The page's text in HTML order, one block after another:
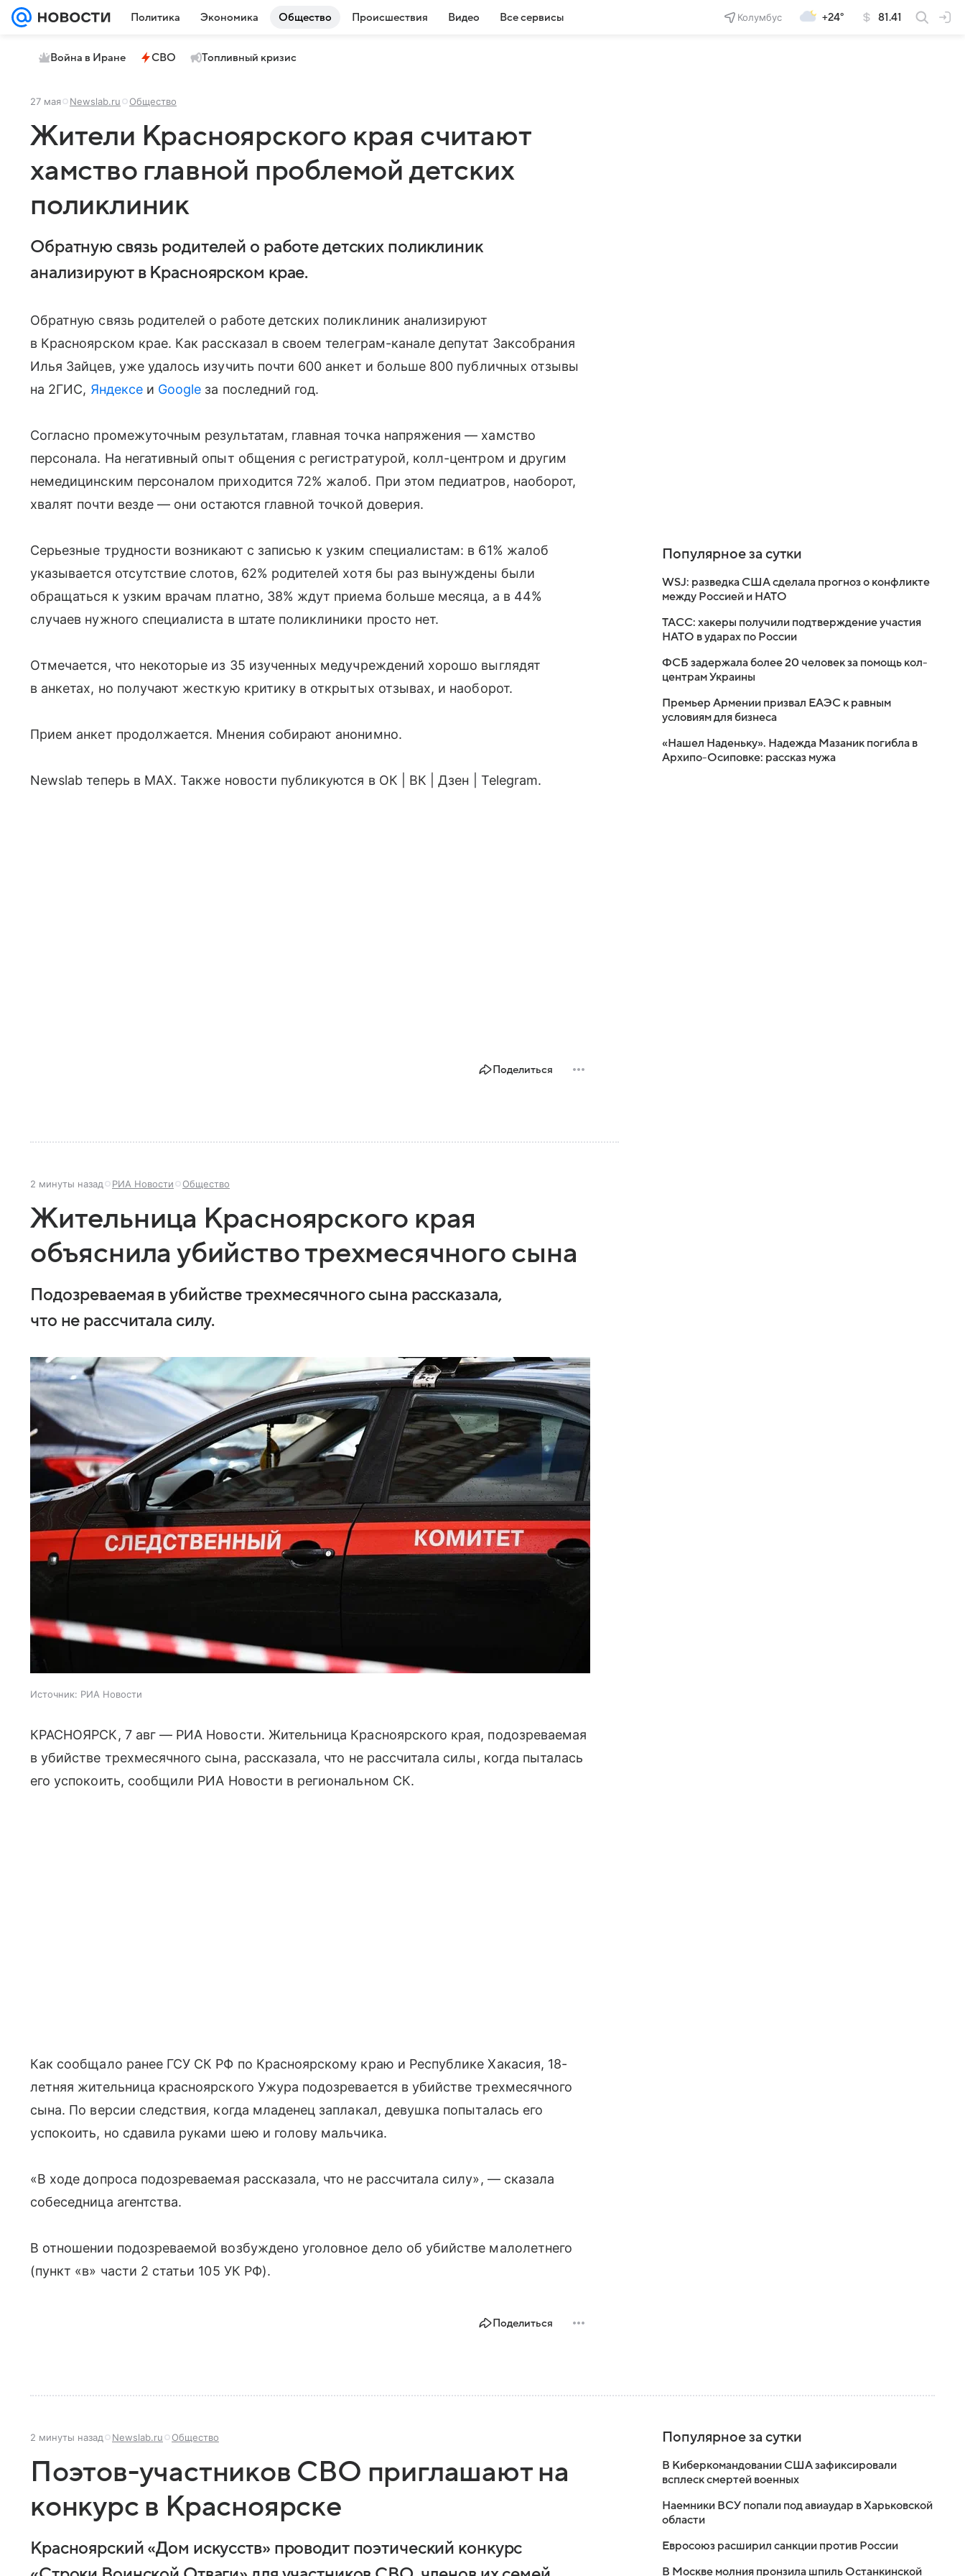
Политика Экономика Общество Происшествия Видео Все сервисы Колумбус +24° 81.41
Война в Иране СВО Топливный кризис
27 мая Newslab.ru Общество
Жители Красноярского края считают
хамство главной проблемой детских
поликлиник
Обратную связь родителей о работе детских поликлиник
анализируют в Красноярском крае.
Обратную связь родителей о работе детских поликлиник анализируют
в Красноярском крае. Как рассказал в своем телеграм-канале депутат Заксобрания
Илья Зайцев, уже удалось изучить почти 600 анкет и больше 800 публичных отзывы
на 2ГИС, Яндексеи Google за последний год.
Согласно промежуточным результатам, главная точка напряжения — хамство
персонала. На негативный опыт общения с регистратурой, колл-центром и другим
немедицинским персоналом приходится 72% жалоб. При этом педиатров, наоборот,
хвалят почти везде — они остаются главной точкой доверия.
Серьезные трудности возникают с записью к узким специалистам: в 61% жалоб
указывается отсутствие слотов, 62% родителей хотя бы раз вынуждены были
обращаться к узким врачам платно, 38% ждут приема больше месяца, а в 44%
случаев нужного специалиста в штате поликлиники просто нет.
Отмечается, что некоторые из 35 изученных медучреждений хорошо выглядят
в анкетах, но получают жесткую критику в открытых отзывах, и наоборот.
Прием анкет продолжается. Мнения собирают анонимно.
Newslab теперь в МАХ. Также новости публикуются в ОК | ВК | Дзен | Telegram.
Поделиться
2 минуты назад РИА Новости Общество
Жительница Красноярского края
объяснила убийство трехмесячного сына
Подозреваемая в убийстве трехмесячного сына рассказала,
что не рассчитала силу.
Источник: РИА Новости
КРАСНОЯРСК, 7 авг — РИА Новости. Жительница Красноярского края, подозреваемая
в убийстве трехмесячного сына, рассказала, что не рассчитала силы, когда пыталась
его успокоить, сообщили РИА Новости в региональном СК.
Как сообщало ранее ГСУ СК РФ по Красноярскому краю и Республике Хакасия, 18-
летняя жительница красноярского Ужура подозревается в убийстве трехмесячного
сына. По версии следствия, когда младенец заплакал, девушка попыталась его
успокоить, но сдавила руками шею и голову мальчика.
«В ходе допроса подозреваемая рассказала, что не рассчитала силу», — сказала
собеседница агентства.
В отношении подозреваемой возбуждено уголовное дело об убийстве малолетнего
(пункт «в» части 2 статьи 105 УК РФ).
Поделиться
Популярное за сутки
WSJ: разведка США сделала прогноз о конфликте
между Россией и НАТО
ТАСС: хакеры получили подтверждение участия
НАТО в ударах по России
ФСБ задержала более 20 человек за помощь кол-
центрам Украины
Премьер Армении призвал ЕАЭС к равным
условиям для бизнеса
«Нашел Наденьку». Надежда Мазаник погибла в
Архипо-Осиповке: рассказ мужа
2 минуты назад Newslab.ru Общество
Поэтов-участников СВО приглашают на
конкурс в Красноярске
Красноярский «Дом искусств» проводит поэтический конкурс
Популярное за сутки
В Киберкомандовании США зафиксировали
всплеск смертей военных
Наемники ВСУ попали под авиаудар в Харьковской
области
Евросоюз расширил санкции против России
В Москве молния пронзила шпиль Останкинской